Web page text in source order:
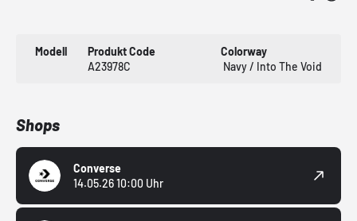
Modell
Produkt Code
A23978C
Colorway
Navy / Into The Void
Shops
Converse
14.05.26 10:00 Uhr